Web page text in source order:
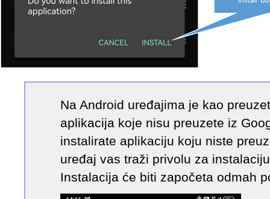
Na Android uređajima je kao
aplikacija koje nisu preuzete iz
instalirate aplikaciju koju niste
uređaj vas traži privolu za
Instalacija će biti započeta odmah